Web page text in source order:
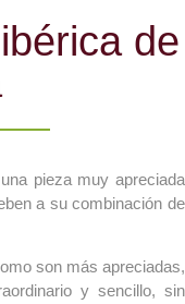
de
pieza muy apreciada
a su combinación de
son más apreciadas,
y sencillo, sin